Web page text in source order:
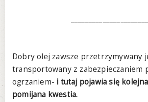
Dobry olej zawsze przetrzymywany
transportowany z zabezpieczaniem
ogrzaniem- i tutaj pojawia się
pomijana kwestia.